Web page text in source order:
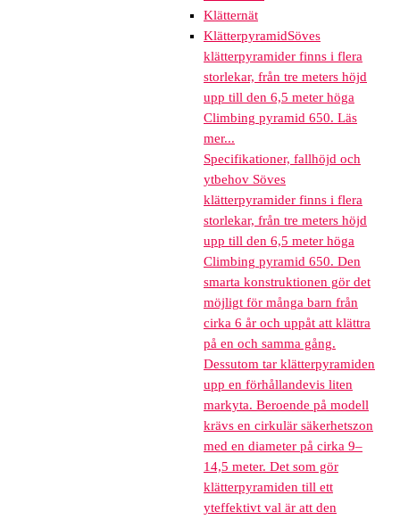
Klätternät
KlätterpyramidSöves
klätterpyramider finns i flera
storlekar, från tre meters höjd
upp till den 6,5 meter höga
Climbing pyramid 650. Läs
mer...
Specifikationer, fallhöjd och
ytbehov Söves
klätterpyramider finns i flera
storlekar, från tre meters höjd
upp till den 6,5 meter höga
Climbing pyramid 650. Den
smarta konstruktionen gör det
möjligt för många barn från
cirka 6 år och uppåt att klättra
på en och samma gång.
Dessutom tar klätterpyramiden
upp en förhållandevis liten
markyta. Beroende på modell
krävs en cirkulär säkerhetszon
med en diameter på cirka 9–
14,5 meter. Det som gör
klätterpyramiden till ett
yteffektivt val är att den